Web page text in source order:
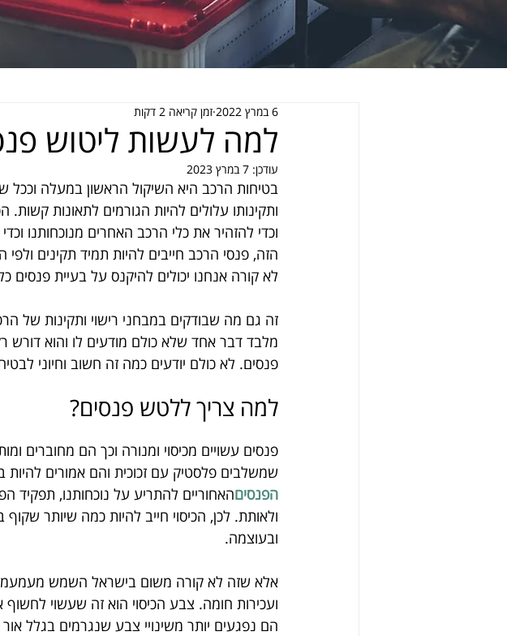
למה לעשות ליטוש
6 במרץ 2022 זמן קריאה 2 דקות
עודכן: 7 במרץ 2023
בטיחות הרכב היא השיקול הראשון במעלה וככל
ותקינותו עלולים להיות הגורמים לתאונות
וכדי להזהיר את כלי הרכב האחרים מנוכחותנו
הזה, פנסי הרכב חייבים להיות תמיד תקינים
לא קורה אנחנו יכולים להיקנס על בעיית פנסים
זה גם מה שבודקים במבחני רישוי ותקינות של
מלבד דבר אחד שלא כולם מודעים לו והוא דורש
פנסים. לא כולם יודעים כמה זה חשוב וחיוני
למה צריך ללטש פנסים?
פנסים עשויים מכיסוי ומנורה וכך הם מחוברים
שמשלבים פלסטיק עם זכוכית והם אמורים
הפנסיםהאחוריים להתריע על נוכחותנו, תפקיד
ולאותת. לכן, הכיסוי חייב להיות כמה שיותר
ובעוצמה.
אלא שזה לא קורה משום בישראל השמש
ועכירות חומה. צבע הכיסוי הוא זה שעשוי
הם נפגעים יותר משינויי צבע שנגרמים בגלל